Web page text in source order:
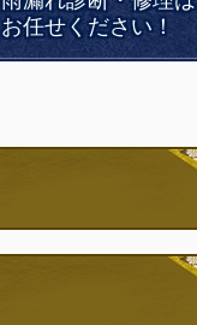
お任せください！